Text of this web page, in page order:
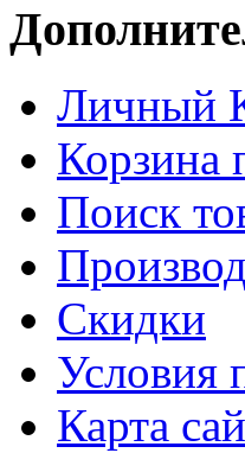
Личный
Корзина
Поиск
Скидки
Условия
Карта